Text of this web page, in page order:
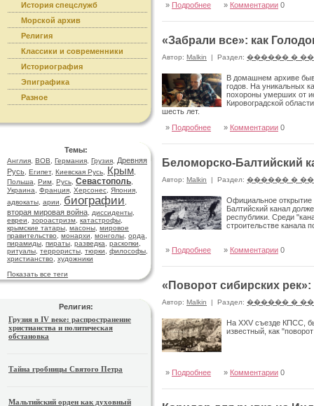
История спецслужб
Морской архив
Религия
Классики и современники
Историография
Эпиграфика
Разное
Темы:
Англия ВОВ Германия Грузия
Древняя
Русь Египет, Киевская Русь Крым
Польша
Рим Русь Севастополь
Украина
Франция Херсонес Япония
адвокаты арии биографии
вторая мировая война диссиденты
евреи
зороастризм катастрофы
крымские татары масоны мировое
правительство
монархи монголы орда
пирамиды пираты разведка раскопки
ритуалы террористы тюрки философы
христианство
художники
Показать все теги
Религия:
Грузия в IV веке: распространение
христианства и политическая
обстановка
Тайна гробницы Святого Петра
Мальтийский орден как духовный
» Подробнее » Комментарии 0
«Забрали все»: как
Автор: Malkin | Раздел: ������ �
В домашнем архиве
годов. На уникальных
похороны умерших от
Кировоградской
шесть лет.
» Подробнее » Комментарии 0
Беломорско-Балтийский
Автор: Malkin | Раздел: ������ �
Официальное открытие
Балтийский канал
республики. Среди
строительстве канала
» Подробнее » Комментарии 0
«Поворот сибирских
Автор: Malkin | Раздел: ������ �
На XXV съезде КПСС,
известный, как
» Подробнее » Комментарии 0